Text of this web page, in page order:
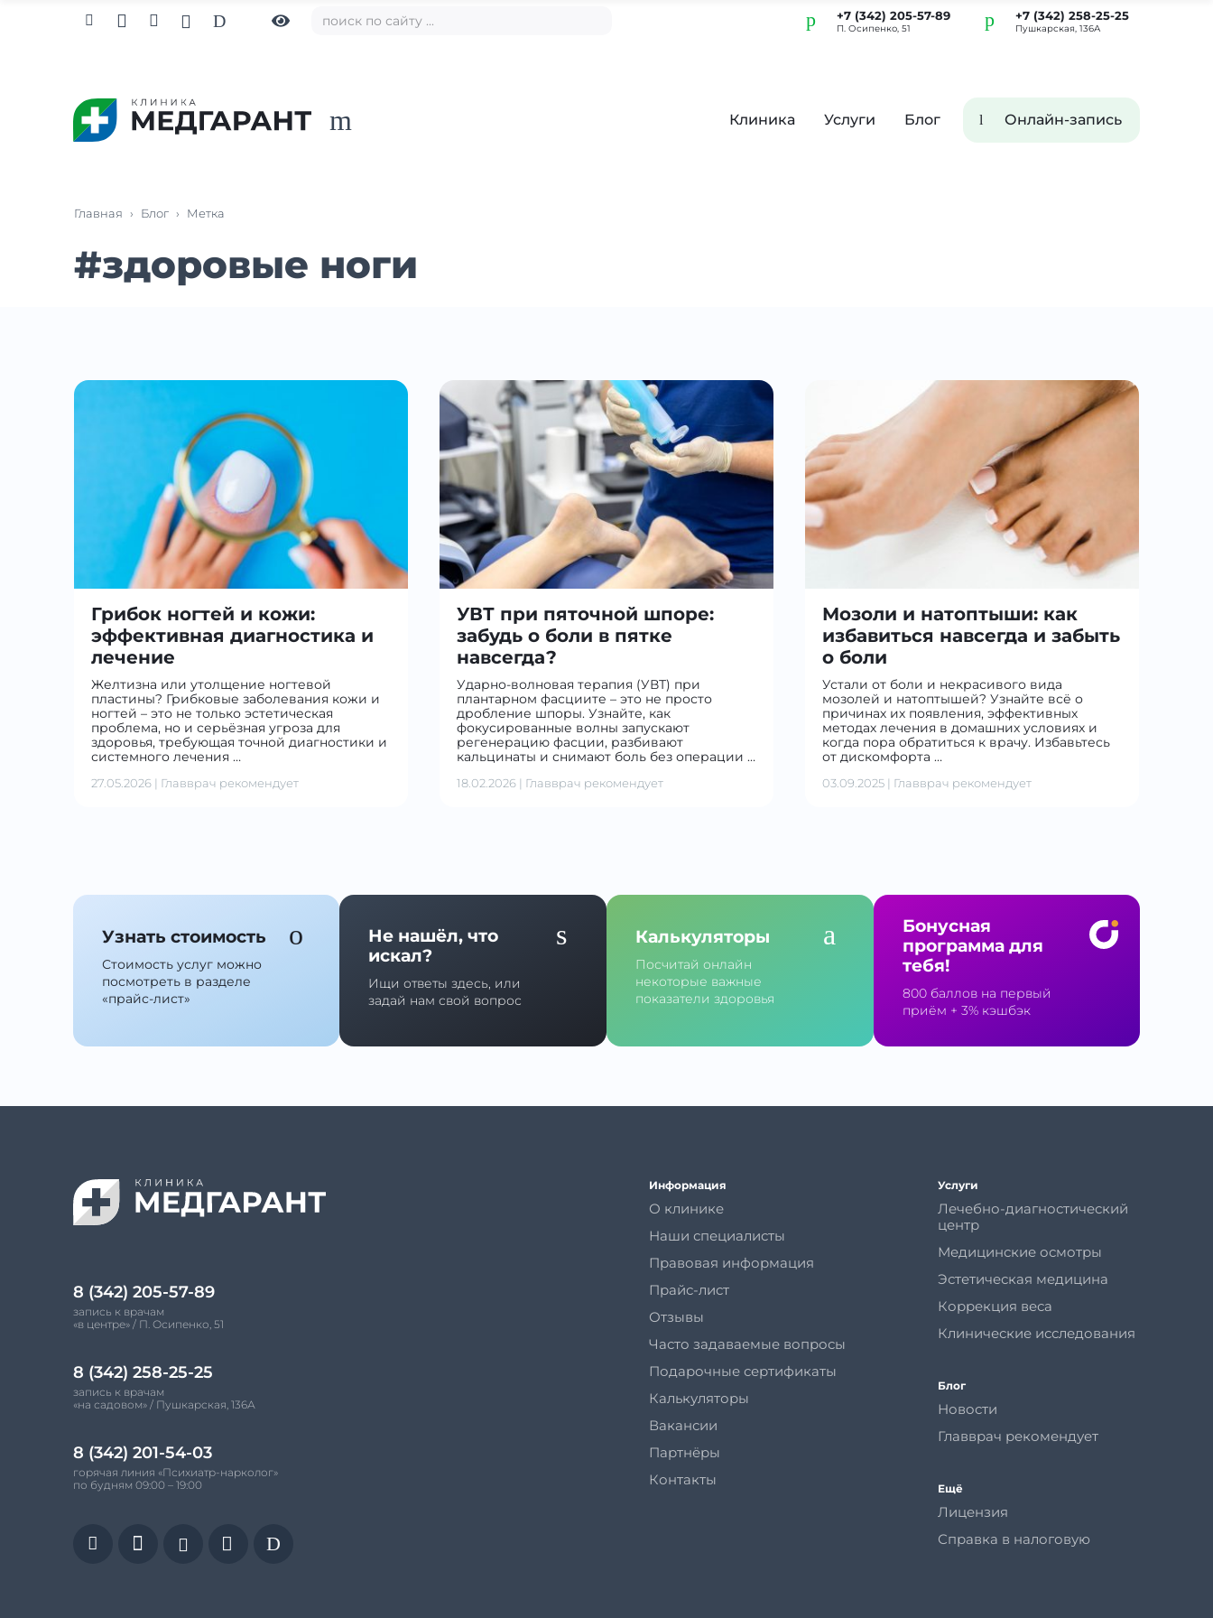
    D +7 (342) 205-57-89
П. Осипенко, 51
+7 (342) 258-25-25
Пушкарская, 136А
m Клиника Услуги Блог Онлайн-запись
Главная › Блог › Метка
#здоровые ноги
Грибок ногтей и кожи:
эффективная диагностика и
лечение
Желтизна или утолщение ногтевой
пластины? Грибковые заболевания кожи и
ногтей – это не только эстетическая
проблема, но и серьёзная угроза для
здоровья, требующая точной диагностики и
системного лечения …
27.05.2026 | Главврач рекомендует
УВТ при пяточной шпоре:
забудь о боли в пятке
навсегда?
Ударно-волновая терапия (УВТ) при
плантарном фасциите – это не просто
дробление шпоры. Узнайте, как
фокусированные волны запускают
регенерацию фасции, разбивают
кальцинаты и снимают боль без операции …
18.02.2026 | Главврач рекомендует
Мозоли и натоптыши: как
избавиться навсегда и забыть
о боли
Устали от боли и некрасивого вида
мозолей и натоптышей? Узнайте всё о
причинах их появления, эффективных
методах лечения в домашних условиях и
когда пора обратиться к врачу. Избавьтесь
от дискомфорта …
03.09.2025 | Главврач рекомендует
Узнать стоимость
Стоимость услуг можно
посмотреть в разделе
«прайс-лист»
Не нашёл, что
искал?
Ищи ответы здесь, или
задай нам свой вопрос
Калькуляторы
Посчитай онлайн
некоторые важные
показатели здоровья
Бонусная
программа для
тебя!
800 баллов на первый
приём + 3% кэшбэк
8 (342) 205-57-89
запись к врачам
«в центре» / П. Осипенко, 51
8 (342) 258-25-25
запись к врачам
«на садовом» / Пушкарская, 136А
8 (342) 201-54-03
горячая линия «Психиатр-нарколог»
по будням 09:00 – 19:00
    D
Информация
О клинике
Наши специалисты
Правовая информация
Прайс-лист
Отзывы
Часто задаваемые вопросы
Подарочные сертификаты
Калькуляторы
Вакансии
Партнёры
Контакты
Услуги
Лечебно-диагностический
центр
Медицинские осмотры
Эстетическая медицина
Коррекция веса
Клинические исследования
Блог
Новости
Главврач рекомендует
Ещё
Лицензия
Справка в налоговую